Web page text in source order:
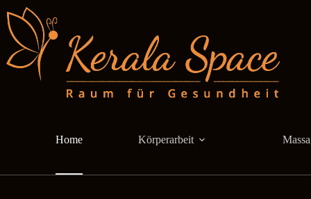
Inhalt
springen
Home Körperarbeit